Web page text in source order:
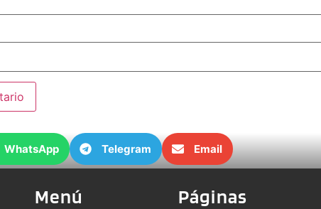
WhatsApp Telegram Email
Menú Páginas